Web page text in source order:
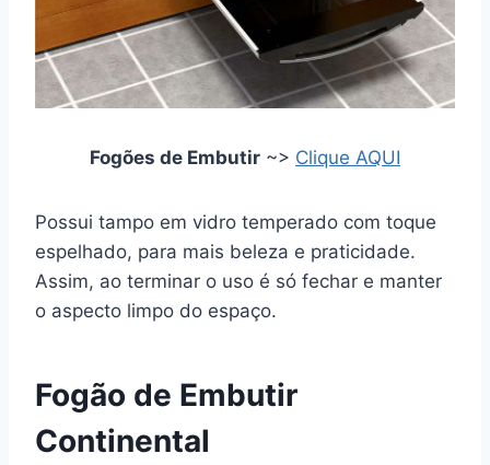
Fogões de Embutir ~> Clique AQUI
Possui tampo em vidro temperado com toque
espelhado, para mais beleza e praticidade.
Assim, ao terminar o uso é só fechar e manter
o aspecto limpo do espaço.
Fogão de Embutir
Continental